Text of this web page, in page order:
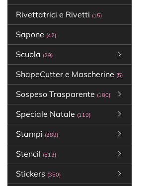
Rivettatrici e Rivetti (15)
Sapone (42)
Scuola (29)
ShapeCutter e Mascherine (5)
Sospeso Trasparente (180)
Speciale Natale (119)
Stampi (389)
Stencil (513)
Stickers (350)